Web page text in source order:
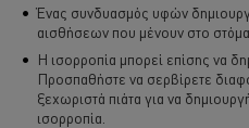
Ένας συνδυασμός υφών
αισθήσεων που μένουν στο
Η ισορροπία μπορεί επίσης να
Προσπαθήστε να σερβίρετε
ξεχωριστά πιάτα για να
ισορροπία.